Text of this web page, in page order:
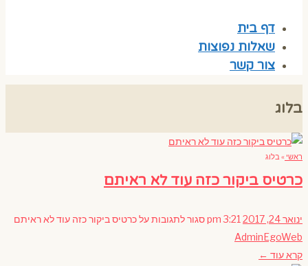
דף בית
שאלות נפוצות
צור קשר
בלוג
ראשי »בלוג
כרטיס ביקור כזה עוד לא ראיתם
ינואר 24, 2017 3:21 pm סגור לתגובותעל כרטיס ביקור כזה עוד לא ראיתם
AdminEgoWeb
קרא עוד ←